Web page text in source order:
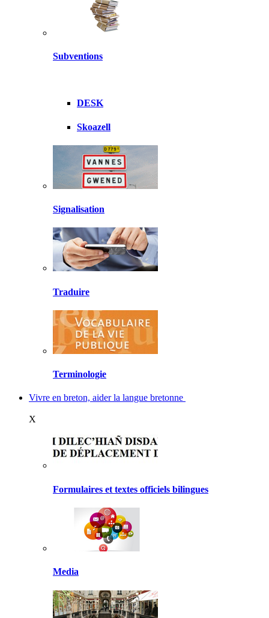
Subventions
DESK
Skoazell
Signalisation
Traduire
Terminologie
Vivre en breton, aider la langue bretonne
X
Formulaires et textes officiels bilingues
Media